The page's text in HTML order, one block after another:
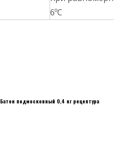
6ºС
Батон подмосковный 0,4 кг рецептура